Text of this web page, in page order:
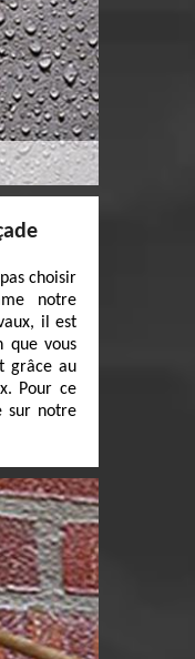
choisir
notre
il est
que vous
grâce au
Pour ce
sur notre